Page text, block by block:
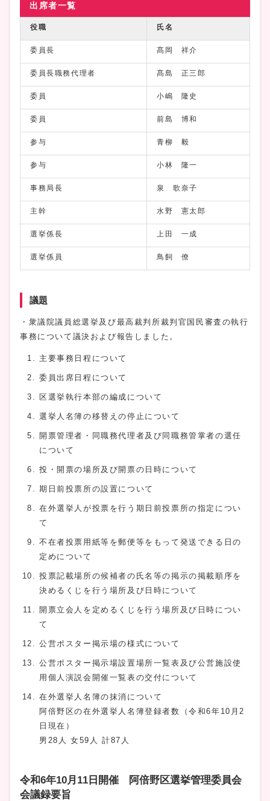
出席者一覧
役職 氏名
委員長 髙岡 祥介
委員長職務代理者 髙島 正三郎
委員 小嶋 隆史
委員 前島 博和
参与 青柳 毅
参与 小林 隆一
事務局長 泉 歌奈子
主幹 水野 憲太郎
選挙係長 上田 一成
選挙係員 鳥飼 僚
議題
・衆議院議員総選挙及び最高裁判所裁判官国民審査の執行
事務について議決および報告しました。
主要事務日程について
委員出席日程について
区選挙執行本部の編成について
選挙人名簿の移替えの停止について
開票管理者・同職務代理者及び同職務管掌者の選任
について
投・開票の場所及び開票の日時について
期日前投票所の設置について
在外選挙人が投票を行う期日前投票所の指定につい
て
不在者投票用紙等を郵便等をもって発送できる日の
定めについて
投票記載場所の候補者の氏名等の掲示の掲載順序を
決めるくじを行う場所及び日時について
開票立会人を定めるくじを行う場所及び日時につい
て
公営ポスター掲示場の様式について
公営ポスター掲示場設置場所一覧表及び公営施設使
用個人演説会開催一覧表の交付について
在外選挙人名簿の抹消について
阿倍野区の在外選挙人名簿登録者数（令和6年10月2
日現在）
男28人 女59人 計87人
令和6年10月11日開催 阿倍野区選挙管理委員会
会議録要旨